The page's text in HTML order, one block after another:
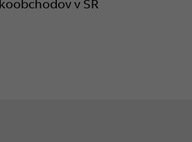
v SR